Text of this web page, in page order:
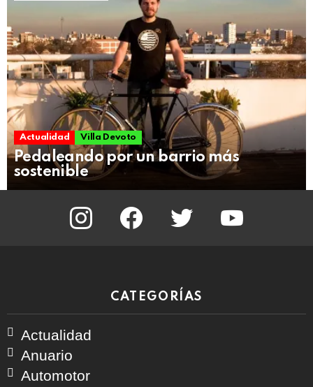
Actualidad Villa Devoto
Pedaleando por un barrio más
sostenible
instagram facebook twitter youtube
CATEGORÍAS
Actualidad
Anuario
Automotor